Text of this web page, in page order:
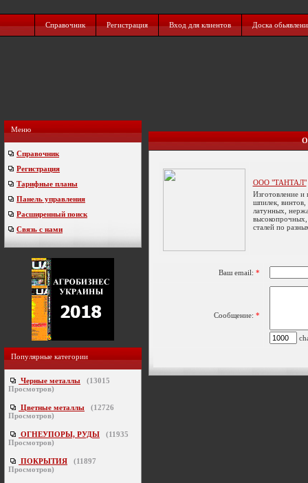
Справочник Регистрация Вход для клиентов Доска
Меню
Справочник
Регистрация
Тарифные планы
Панель управления
Расширенный поиск
Связь с нами
Популярные категории
Черные металлы (13015
Просмотров)
Цветные металлы (12726
Просмотров)
ОГНЕУПОРЫ, РУДЫ (11935
Просмотров)
ПОКРЫТИЯ (11897
Просмотров)
ООО "ТАНТАЛ"
Изготовление и
шпилек,
латунных,
сталей по
Ваш email: *
Сообщение: *